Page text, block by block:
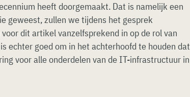
heeft doorgemaakt. Dat is namelijk een
geweest, zullen we tijdens het gesprek
dit artikel vanzelfsprekend in op de rol van
echter goed om in het achterhoofd te houden dat
voor alle onderdelen van de IT-infrastructuur in